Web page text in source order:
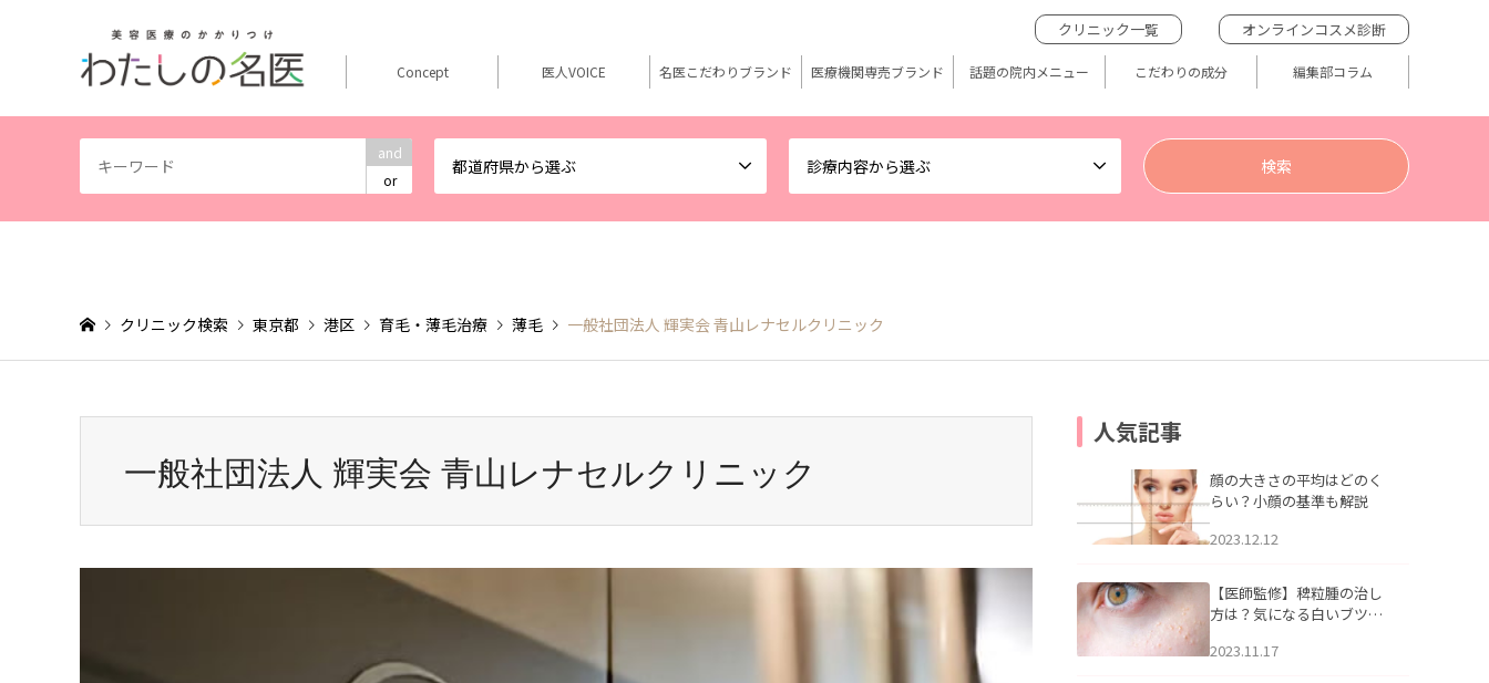
and
or
都道府県から選ぶ 診療内容から選ぶ
クリニック一覧 オンラインコスメ診断
Concept 医人VOICE 名医こだわりブランド 医療機関専売ブランド 話題の院内メニュー こだわりの成分 編集部コラム
クリニック検索 東京都 港区 育毛・薄毛治療 薄毛 一般社団法人 輝実会 青山レナセルクリニック
一般社団法人 輝実会 青山レナセルクリニック
人気記事
顔の大きさの平均はどのく
らい？小顔の基準も解説
2023.12.12
【医師監修】稗粒腫の治し
方は？気になる白いブツブ
アについて
2023.11.17